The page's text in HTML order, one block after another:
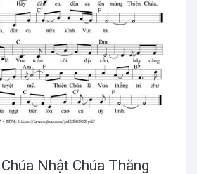
Nhật Chúa Thăng